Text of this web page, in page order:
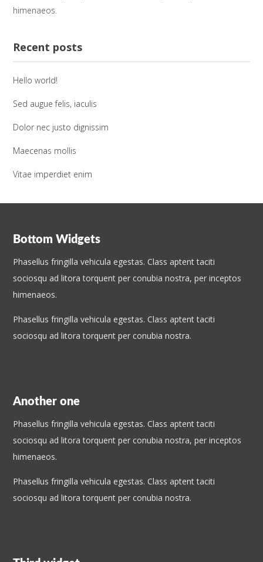
himenaeos.
Recent posts
Hello world!
Sed augue felis, iaculis
Dolor nec justo dignissim
Maecenas mollis
Vitae imperdiet enim
Bottom Widgets
Phasellus fringilla vehicula egestas. Class aptent taciti
sociosqu ad litora torquent per conubia nostra, per inceptos
himenaeos.
Phasellus fringilla vehicula egestas. Class aptent taciti
sociosqu ad litora torquent per conubia nostra.
Another one
Phasellus fringilla vehicula egestas. Class aptent taciti
sociosqu ad litora torquent per conubia nostra, per inceptos
himenaeos.
Phasellus fringilla vehicula egestas. Class aptent taciti
sociosqu ad litora torquent per conubia nostra.